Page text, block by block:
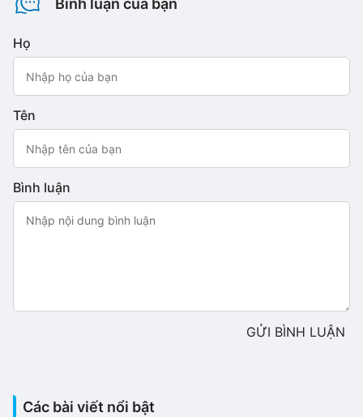
Bình luận của bạn
Họ
Tên
Bình luận
GỬI BÌNH LUẬN
Các bài viết nổi bật